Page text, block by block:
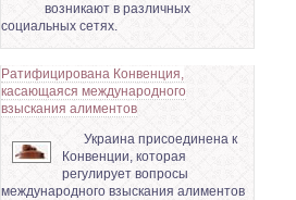
возникают в различных
социальных сетях.
Ратифицирована Конвенция,
касающаяся международного
взыскания алиментов
Украина присоединена к
Конвенции, которая
регулирует вопросы
международного взыскания алиментов